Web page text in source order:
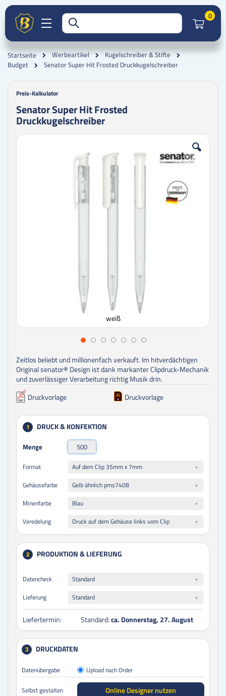
0
Startseite Werbeartikel
Kugelschreiber & Stifte
Budget
Senator Super Hit Frosted Druckkugelschreiber
Preis-Kalkulator
Senator Super Hit Frosted
Druckkugelschreiber
Zum
weiß
Zum
Zeitlos beliebt und millionenfach verkauft. Im hitverdächtigen
Original senator® Design ist dank markanter Clipdruck-Mechanik
und zuverlässiger Verarbeitung richtig Musik drin.
Druckvorlage
Druckvorlage
1 DRUCK & KONFEKTION
Menge
Format
Auf dem Clip 35mm x 7mm
Gehäusefarbe
Gelb ähnlich pms7408
Minenfarbe
Blau
Veredelung
Druck auf dem Gehäuse links vom Clip
2 PRODUKTION & LIEFERUNG
Datencheck
Standard
Lieferung
Standard
Liefertermin: Standard:ca. Donnerstag, 27. August
3 DRUCKDATEN
Datenübergabe Upload nach Order
Selbst gestalten Online Designer nutzen